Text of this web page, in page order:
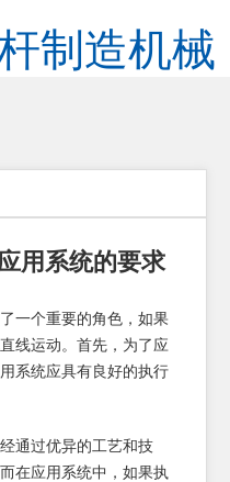
制造机械
用系统的要求
一个重要的角色，如果
线运动。首先，为了应
系统应具有良好的执行
通过优异的工艺和技
在应用系统中，如果执